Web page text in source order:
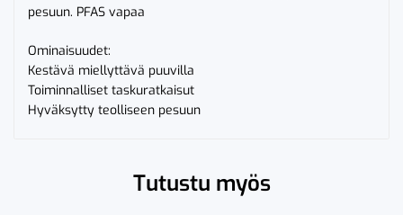
pesuun. PFAS vapaa
Ominaisuudet:
Kestävä miellyttävä puuvilla
Toiminnalliset taskuratkaisut
Hyväksytty teolliseen pesuun
Tutustu myös